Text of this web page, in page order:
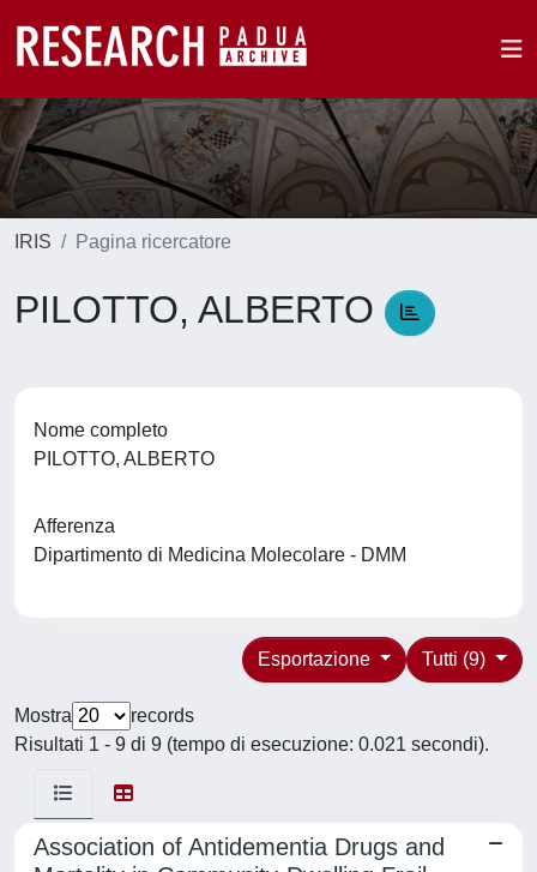
IRIS Pagina ricercatore
PILOTTO, ALBERTO
Nome completo
PILOTTO, ALBERTO
Afferenza
Dipartimento di Medicina Molecolare - DMM
Tutti (9)
Esportazione
Mostra
records
Risultati 1 - 9 di 9 (tempo di esecuzione: 0.021 secondi).
Association of Antidementia Drugs and